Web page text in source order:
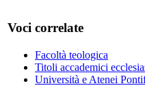
Voci correlate
Facoltà teologica
Titoli accademici
Università e Atenei